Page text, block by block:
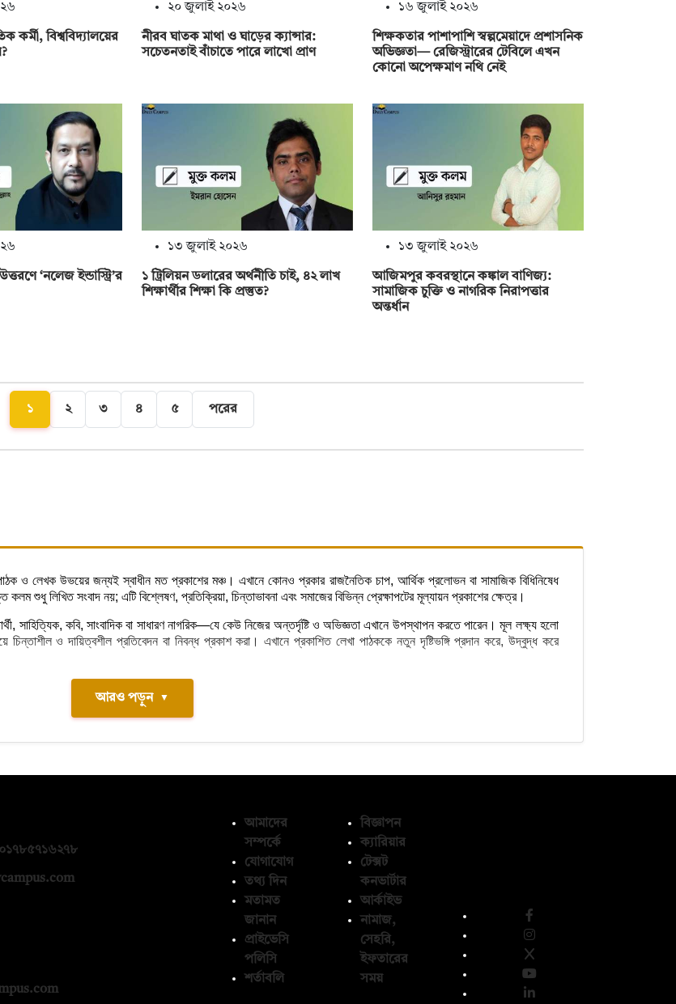
কর্মী, বিশ্ববিদ্যালয়ের
২০ জুলাই ২০২৬
নীরব ঘাতক মাথা ও ঘাড়ের ক্যান্সার:
সচেতনতাই বাঁচাতে পারে লাখো প্রাণ
১৬ জুলাই ২০২৬
শিক্ষকতার পাশাপাশি স্বল্পমেয়াদে প্রশাসনিক
অভিজ্ঞতা— রেজিস্ট্রারের টেবিলে এখন
কোনো অপেক্ষমাণ নথি নেই
‘নলেজ ইন্ডাস্ট্রি’র
১৩ জুলাই ২০২৬
১ ট্রিলিয়ন ডলারের অর্থনীতি চাই, ৪২ লাখ
শিক্ষার্থীর শিক্ষা কি প্রস্তুত?
১৩ জুলাই ২০২৬
আজিমপুর কবরস্থানে কঙ্কাল বাণিজ্য:
সামাজিক চুক্তি ও নাগরিক নিরাপত্তার
অন্তর্ধান
১ ২ ৩ ৪ ৫ পরের
লেখক উভয়ের জন্যই স্বাধীন মত প্রকাশের মঞ্চ। এখানে কোনও প্রকার রাজনৈতিক চাপ, আর্থিক প্রলোভন বা সামাজিক বিধিনিষেধ
শুধু লিখিত সংবাদ নয়; এটি বিশ্লেষণ, প্রতিক্রিয়া, চিন্তাভাবনা এবং সমাজের বিভিন্ন প্রেক্ষাপটের মূল্যায়ন প্রকাশের ক্ষেত্র।
সাহিত্যিক, কবি, সাংবাদিক বা সাধারণ নাগরিক—যে কেউ নিজের অন্তর্দৃষ্টি ও অভিজ্ঞতা এখানে উপস্থাপন করতে পারেন। মূল লক্ষ্য হলো
চিন্তাশীল ও দায়িত্বশীল প্রতিবেদন বা নিবন্ধ প্রকাশ করা। এখানে প্রকাশিত লেখা পাঠককে নতুন দৃষ্টিভঙ্গি প্রদান করে, উদ্বুদ্ধ করে
আরও পড়ুন ▼
০১৭৮৫৭১৬২৭৮
আমাদের
সম্পর্কে
যোগাযোগ
তথ্য দিন
মতামত
জানান
প্রাইভেসি
পলিসি
শর্তাবলি
বিজ্ঞাপন
ক্যারিয়ার
টেক্সট
কনভার্টার
আর্কাইভ
নামাজ,
সেহরি,
ইফতারের
সময়